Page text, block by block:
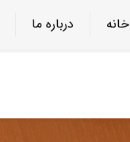
خانه درباره ما